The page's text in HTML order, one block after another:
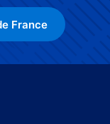
France